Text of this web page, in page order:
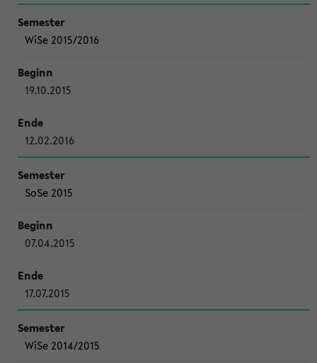
WiSe 2015/2016
19.10.2015
12.02.2016
SoSe 2015
07.04.2015
17.07.2015
WiSe 2014/2015